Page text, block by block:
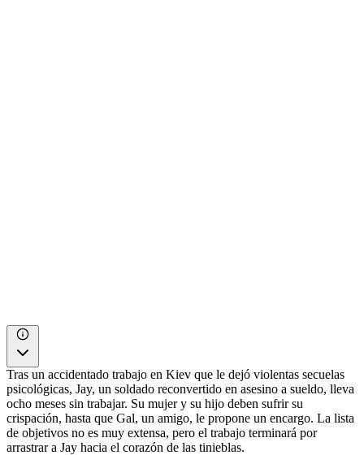
Tras un accidentado trabajo en Kiev que le dejó violentas secuelas
psicológicas, Jay, un soldado reconvertido en asesino a sueldo, lleva
ocho meses sin trabajar. Su mujer y su hijo deben sufrir su
crispación, hasta que Gal, un amigo, le propone un encargo. La lista
de objetivos no es muy extensa, pero el trabajo terminará por
arrastrar a Jay hacia el corazón de las tinieblas.